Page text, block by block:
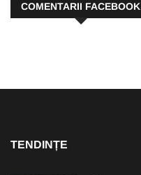
COMENTARII FACEBOOK
TENDINȚE